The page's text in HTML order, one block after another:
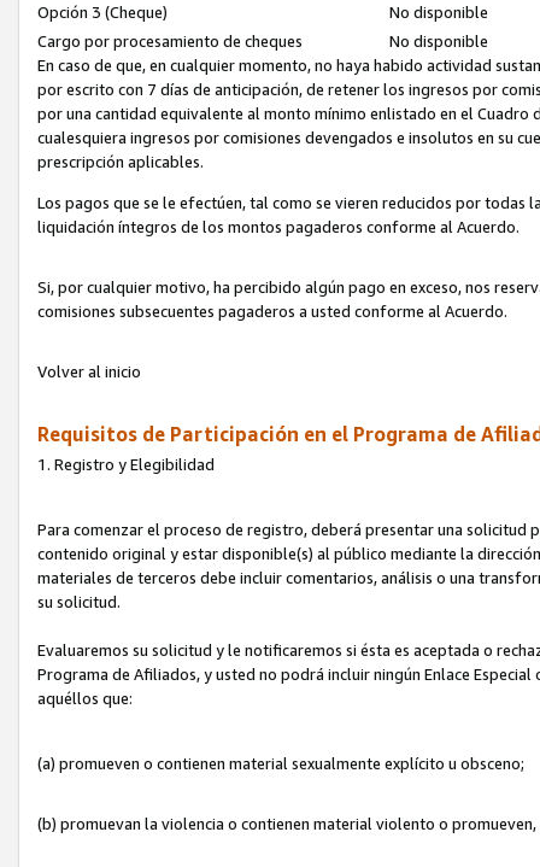
Opción 3 (Cheque)
No disponible
Cargo por procesamiento de cheques
No disponible
En caso de que, en cualquier momento, no haya habido actividad
por escrito con 7 días de anticipación, de retener los ingresos por
por una cantidad equivalente al monto mínimo enlistado en el
cualesquiera ingresos por comisiones devengados e insolutos en su
prescripción aplicables.
Los pagos que se le efectúen, tal como se vieren reducidos por todas
liquidación íntegros de los montos pagaderos conforme al Acuerdo.
Si, por cualquier motivo, ha percibido algún pago en exceso, nos
comisiones subsecuentes pagaderos a usted conforme al Acuerdo.
Volver al inicio
Requisitos de Participación en el Programa de
1. Registro y Elegibilidad
Para comenzar el proceso de registro, deberá presentar una solicitud
contenido original y estar disponible(s) al público mediante la
materiales de terceros debe incluir comentarios, análisis o una
su solicitud.
Evaluaremos su solicitud y le notificaremos si ésta es aceptada o
Programa de Afiliados, y usted no podrá incluir ningún Enlace
aquéllos que:
(a) promueven o contienen material sexualmente explícito u obsceno;
(b) promuevan la violencia o contienen material violento o